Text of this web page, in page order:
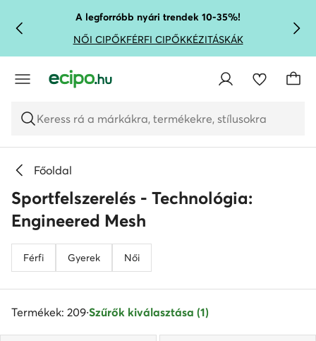
UGRÁS A FŐ TARTALOMRA
UGRÁS A KERESÉSHEZA legforróbb nyári trendek 10-35%!
NŐI CIPŐKFÉRFI CIPŐKKÉZITÁSKÁK
Keress rá a márkákra, termékekre, stílusokra
Főoldal
Sportfelszerelés - Technológia:
Engineered Mesh
Férfi Gyerek Női
Termékek: 209·Szűrők kiválasztása (1)